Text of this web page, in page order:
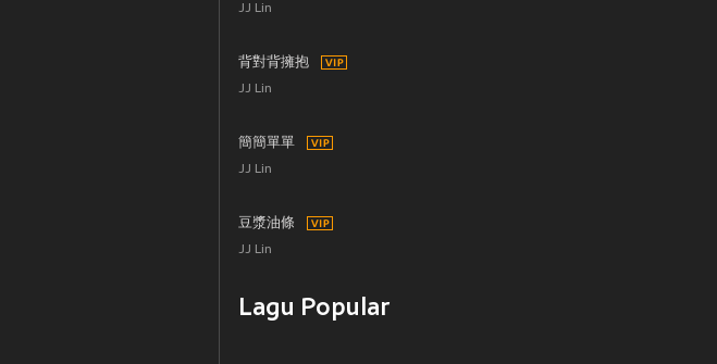
JJ Lin
背對背擁抱
JJ Lin
簡簡單單
JJ Lin
豆漿油條
JJ Lin
Lagu Popular